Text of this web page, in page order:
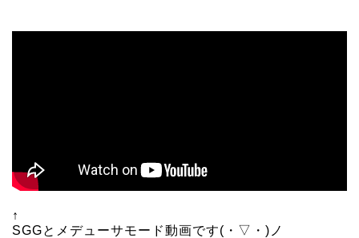
↑
SGGとメデューサモード動画です(・▽・)ノ